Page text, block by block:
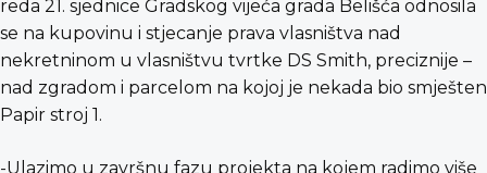
reda 21. sjednice Gradskog vijeća grada Belišća odnosila
se na kupovinu i stjecanje prava vlasništva nad
nekretninom u vlasništvu tvrtke DS Smith, preciznije –
nad zgradom i parcelom na kojoj je nekada bio smješten
Papir stroj 1.
-Ulazimo u završnu fazu projekta na kojem radimo više